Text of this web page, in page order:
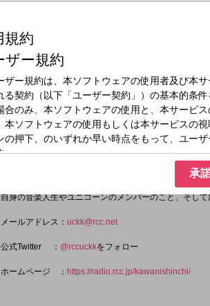
放送局
放送時間
2026年6月10日（水）23:00～23:30
番組名
かわにしんち
「ユニコーン」のドラマー・川西幸一が自身の音楽人
本を代表するバンド「ユニコーン」のドラマーとして
今年から故郷である呉に拠点を移し、全国を行き来する
自身の音楽人生やユニコーンのメンバーのこと、そし
メールアドレス： uckk@rcc.net
公式Twitter ： @rccuckkをフォロー
ホームページ ： https://radio.rcc.jp/kawanishinchi/
承